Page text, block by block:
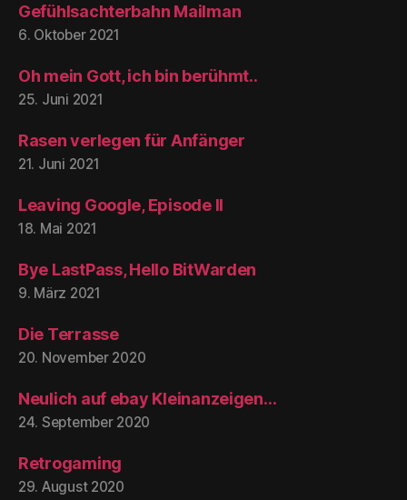
Gefühlsachterbahn Mailman
6. Oktober 2021
Oh mein Gott, ich bin berühmt..
25. Juni 2021
Rasen verlegen für Anfänger
21. Juni 2021
Leaving Google, Episode II
18. Mai 2021
Bye LastPass, Hello BitWarden
9. März 2021
Die Terrasse
20. November 2020
Neulich auf ebay Kleinanzeigen…
24. September 2020
Retrogaming
29. August 2020